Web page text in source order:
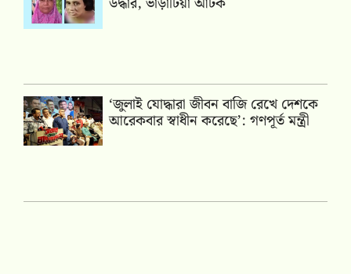
‘জুলাই যোদ্ধারা জীবন বাজি রেখে দেশকে
আরেকবার স্বাধীন করেছে’: গণপূর্ত মন্ত্রী